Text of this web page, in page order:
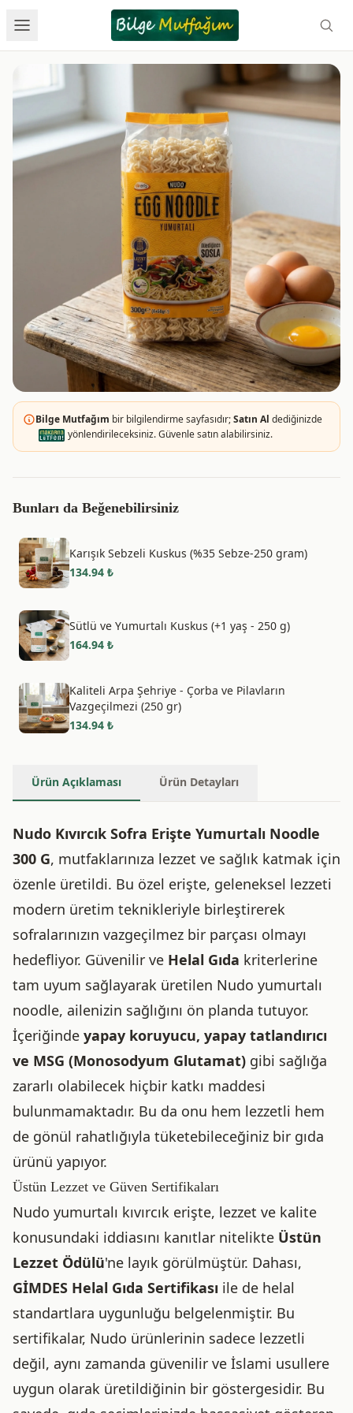
Bilge Mutfağım bir bilgilendirme sayfasıdır;Satın Al dediğinizde
yönlendirileceksiniz. Güvenle satın alabilirsiniz.
Bunları da Beğenebilirsiniz
Karışık Sebzeli Kuskus (%35 Sebze-250 gram)
134.94 ₺
Sütlü ve Yumurtalı Kuskus (+1 yaş - 250 g)
164.94 ₺
Kaliteli Arpa Şehriye - Çorba ve Pilavların
Vazgeçilmezi (250 gr)
134.94 ₺
Ürün Açıklaması Ürün Detayları
Nudo Kıvırcık Sofra Erişte Yumurtalı Noodle
300 G, mutfaklarınıza lezzet ve sağlık katmak için
özenle üretildi. Bu özel erişte, geleneksel lezzeti
modern üretim teknikleriyle birleştirerek
sofralarınızın vazgeçilmez bir parçası olmayı
hedefliyor. Güvenilir ve Helal Gıda kriterlerine
tam uyum sağlayarak üretilen Nudo yumurtalı
noodle, ailenizin sağlığını ön planda tutuyor.
İçeriğinde yapay koruyucu, yapay tatlandırıcı
ve MSG (Monosodyum Glutamat) gibi sağlığa
zararlı olabilecek hiçbir katkı maddesi
bulunmamaktadır. Bu da onu hem lezzetli hem
de gönül rahatlığıyla tüketebileceğiniz bir gıda
ürünü yapıyor.
Üstün Lezzet ve Güven Sertifikaları
Nudo yumurtalı kıvırcık erişte, lezzet ve kalite
konusundaki iddiasını kanıtlar nitelikte Üstün
Lezzet Ödülü'ne layık görülmüştür. Dahası,
GİMDES Helal Gıda Sertifikası ile de helal
standartlara uygunluğu belgelenmiştir. Bu
sertifikalar, Nudo ürünlerinin sadece lezzetli
değil, aynı zamanda güvenilir ve İslami usullere
uygun olarak üretildiğinin bir göstergesidir. Bu